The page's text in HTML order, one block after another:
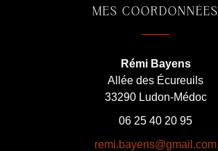
MES COORDONNÉES
Rémi Bayens
Allée des Écureuils
33290 Ludon-Médoc
06 25 40 20 95
remi.bayens@gmail.com